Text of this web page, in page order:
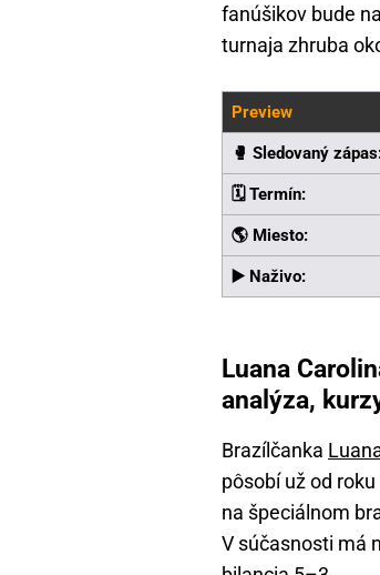
fanúšikov bude
turnaja zhruba
Preview
🥊️ Sledovaný
🗓️ Termín:
🌎 Miesto:
▶️ Naživo:
Luana
analýza,
Brazílčanka
pôsobí už od
na špeciálnom
V súčasnosti má